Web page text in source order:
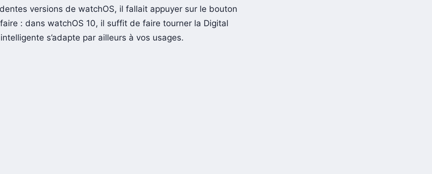
versions de watchOS, il fallait appuyer sur le bouton
: dans watchOS 10, il suffit de faire tourner la Digital
s’adapte par ailleurs à vos usages.